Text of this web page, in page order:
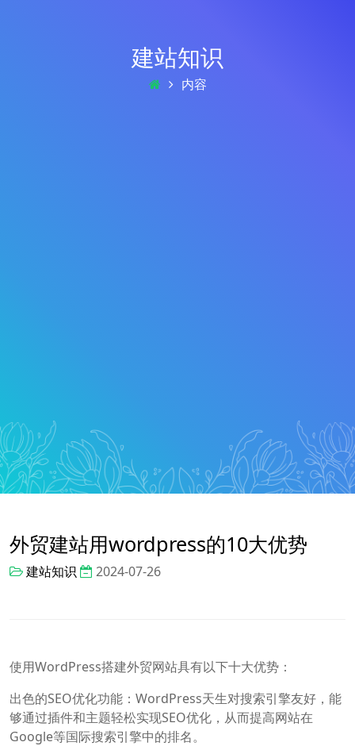
建站知识
内容
外贸建站用wordpress的10大优势
建站知识 2024-07-26
使用WordPress搭建外贸网站具有以下十大优势：
出色的SEO优化功能：WordPress天生对搜索引擎友好，能
够通过插件和主题轻松实现SEO优化，从而提高网站在
Google等国际搜索引擎中的排名。